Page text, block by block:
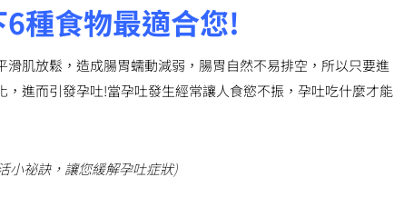
種食物最適合您!
肌放鬆，造成腸胃蠕動減弱，腸胃自然不易排空，所以只要進
，進而引發孕吐!當孕吐發生經常讓人食慾不振，孕吐吃什麼才能
小祕訣，讓您緩解孕吐症狀)